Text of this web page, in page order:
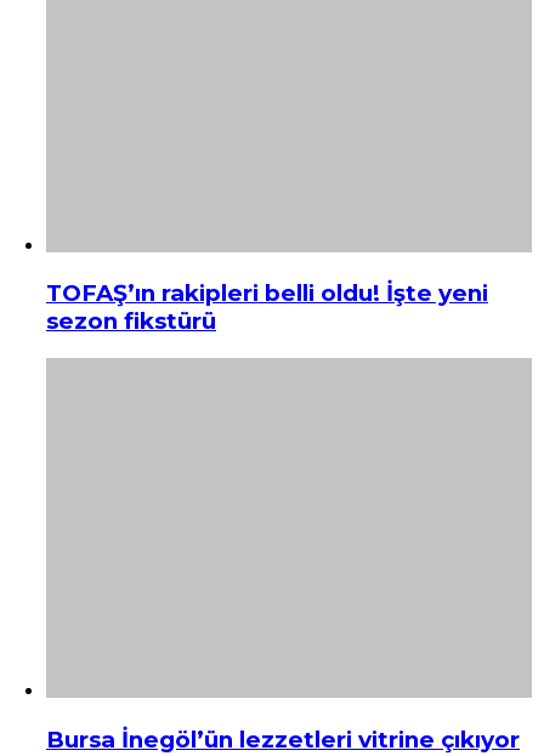
TOFAŞ’ın rakipleri belli oldu! İşte yeni
sezon fikstürü
Bursa İnegöl’ün lezzetleri vitrine çıkıyor